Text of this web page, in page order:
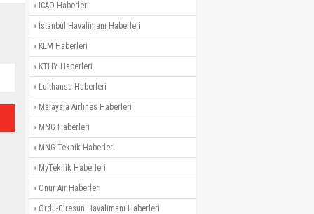
» ICAO Haberleri
» İstanbul Havalimanı Haberleri
» KLM Haberleri
» KTHY Haberleri
» Lufthansa Haberleri
» Malaysia Airlines Haberleri
» MNG Haberleri
» MNG Teknik Haberleri
» MyTeknik Haberleri
» Onur Air Haberleri
» Ordu-Giresun Havalimanı Haberleri